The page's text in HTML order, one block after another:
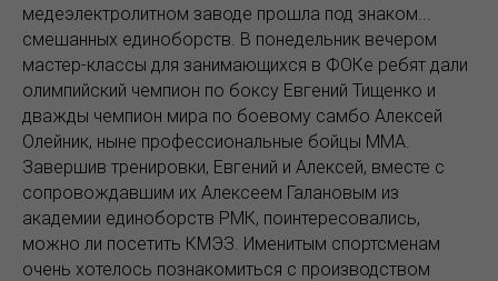
медеэлектролитном заводе прошла под знаком...
смешанных единоборств. В понедельник вечером
мастер-классы для занимающихся в ФОКе ребят дали
олимпийский чемпион по боксу Евгений Тищенко и
дважды чемпион мира по боевому самбо Алексей
Олейник, ныне профессиональные бойцы ММА.
Завершив тренировки, Евгений и Алексей, вместе с
сопровождавшим их Алексеем Галановым из
академии единоборств РМК, поинтересовались,
можно ли посетить КМЭЗ. Именитым спортсменам
очень хотелось познакомиться с производством